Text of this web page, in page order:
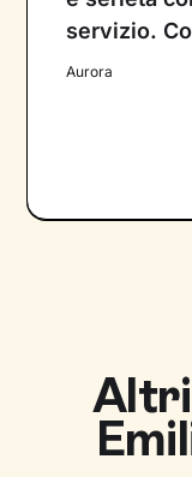
servizio.
Aurora